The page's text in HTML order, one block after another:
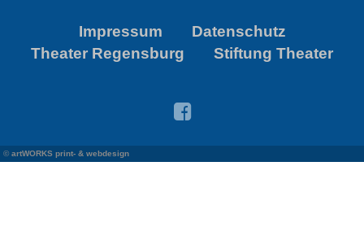
Impressum
Datenschutz
Theater Regensburg
Stiftung Theater
©artWORKS print- & webdesign